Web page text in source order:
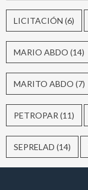
LICITACIÓN (6)
MARIO ABDO (14)
MARITO ABDO (7)
PETROPAR (11)
SEPRELAD (14)